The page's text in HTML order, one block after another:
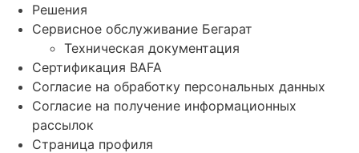
Решения
Сервисное обслуживание Бегарат
Техническая документация
Сертификация BAFA
Согласие на обработку персональных данных
Согласие на получение информационных
рассылок
Страница профиля